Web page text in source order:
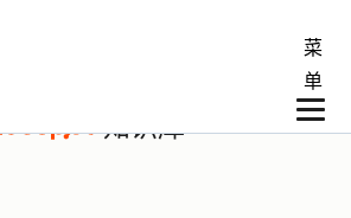
菜
单
知识库